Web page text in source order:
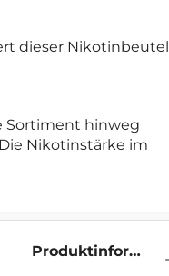
dieser Nikotinbeutel
Sortiment hinweg
Nikotinstärke im
Produktinform